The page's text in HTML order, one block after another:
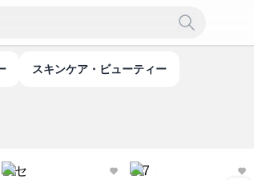
スキンケア・ビューティー